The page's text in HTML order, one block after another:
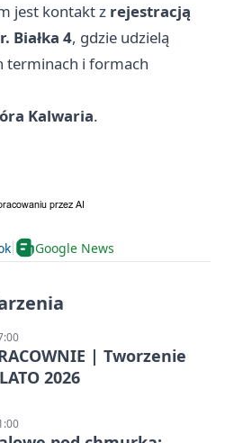
jest kontakt z rejestracją
Białka 4, gdzie udzielą
terminach i formach
Kalwaria.
Google News
| Tworzenie
2026